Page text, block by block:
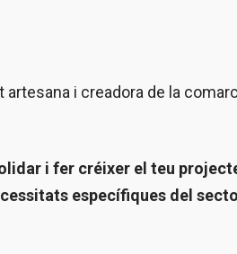
i creadora de la
i fer créixer el teu
específiques del